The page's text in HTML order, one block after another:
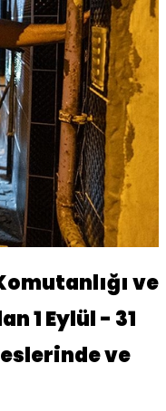
ve
1 Eylül - 31
ve